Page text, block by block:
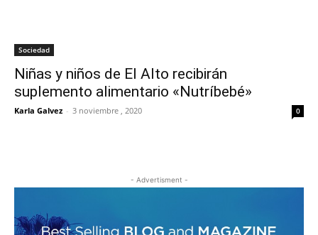
Sociedad
Niñas y niños de El Alto recibirán
suplemento alimentario «Nutríbebé»
Karla Galvez - 3 noviembre , 2020 0
- Advertisment -